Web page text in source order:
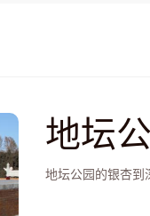
地坛
地坛公园的银杏到